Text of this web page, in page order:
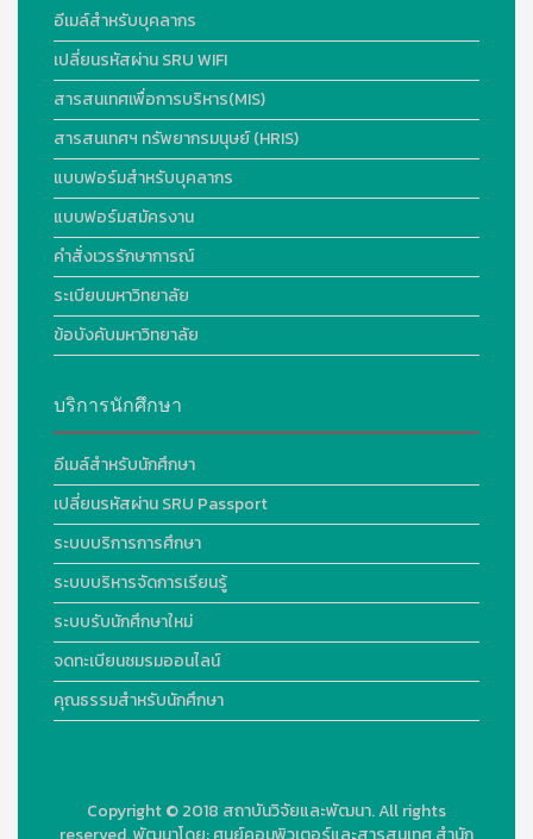
อีเมล์สำหรับบุคลากร
เปลี่ยนรหัสผ่าน SRU WIFI
สารสนเทศเพื่อการบริหาร(MIS)
สารสนเทศฯ ทรัพยากรมนุษย์ (HRIS)
แบบฟอร์มสำหรับบุคลากร
แบบฟอร์มสมัครงาน
คำสั่งเวรรักษาการณ์
ระเบียบมหาวิทยาลัย
ข้อบังคับมหาวิทยาลัย
บริการนักศึกษา
อีเมล์สำหรับนักศึกษา
เปลี่ยนรหัสผ่าน SRU Passport
ระบบบริการการศึกษา
ระบบบริหารจัดการเรียนรู้
ระบบรับนักศึกษาใหม่
จดทะเบียนชมรมออนไลน์
คุณธรรมสำหรับนักศึกษา
Copyright © 2018 สถาบันวิจัยและพัฒนา. All rights